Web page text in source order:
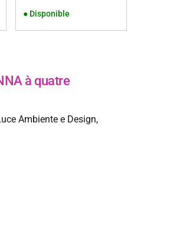
● Disponible
à quatre
Ambiente e Design,